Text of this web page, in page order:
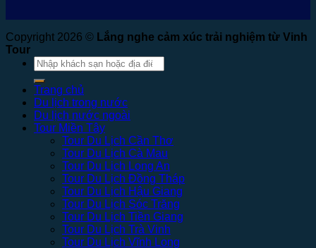
Copyright 2026 © Lắng nghe cảm xúc trải nghiệm từ Vinh
Tour
Tìm
kiếm:
Trang chủ
Du lịch trong nước
Du lịch nước ngoài
Tour Miền Tây
Tour Du Lịch Cần Thơ
Tour Du Lịch Cà Mau
Tour Du Lịch Long An
Tour Du Lịch Đồng Tháp
Tour Du Lịch Hậu Giang
Tour Du Lịch Sóc Trăng
Tour Du Lịch Tiền Giang
Tour Du Lịch Trà Vinh
Tour Du Lịch Vĩnh Long